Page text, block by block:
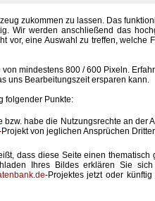
zukommen zu lassen. Das
Wir werden anschließend das
vor, eine Auswahl zu treffen, welche
mindestens 800 / 600 Pixeln.
uns Bearbeitungszeit ersparen kann.
folgender Punkte:
habe die Nutzungsrechte an der
Projekt von jeglichen Ansprüchen
dass diese Seite einen thematisch
Ihres Bildes erklären Sie
-Projektes jetzt oder